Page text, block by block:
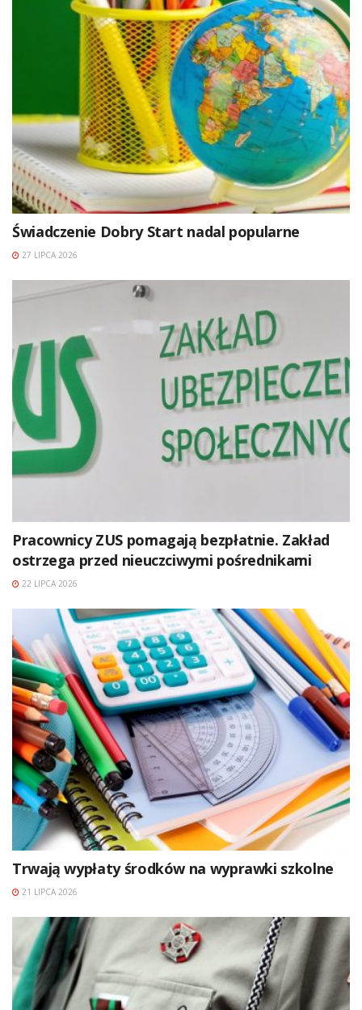
Świadczenie Dobry Start nadal popularne
27 LIPCA 2026
Pracownicy ZUS pomagają bezpłatnie. Zakład
ostrzega przed nieuczciwymi pośrednikami
22 LIPCA 2026
Trwają wypłaty środków na wyprawki szkolne
21 LIPCA 2026